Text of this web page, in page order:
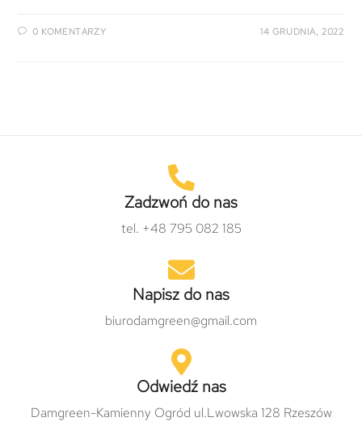
0 KOMENTARZY 14 GRUDNIA, 2022
Zadzwoń do nas
tel. +48 795 082 185
Napisz do nas
biurodamgreen@gmail.com
Odwiedź nas
Damgreen-Kamienny Ogród ul.Lwowska 128 Rzeszów